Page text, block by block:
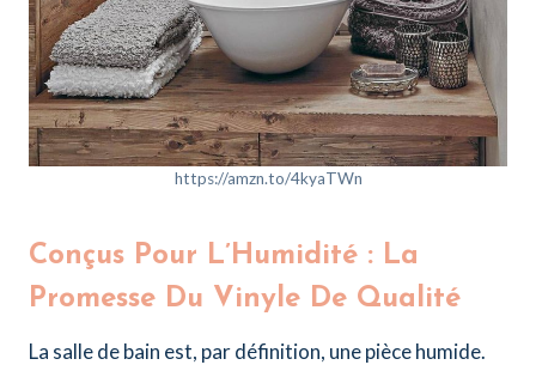
https://amzn.to/4kyaTWn
Conçus Pour L’Humidité : La
Promesse Du Vinyle De Qualité
La salle de bain est, par définition, une pièce humide.